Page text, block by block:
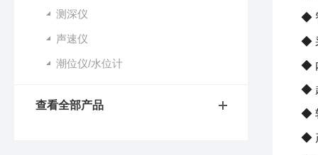
测深仪
声速仪
潮位仪/水位计
查看全部产品
◆
◆
◆
◆
◆
◆